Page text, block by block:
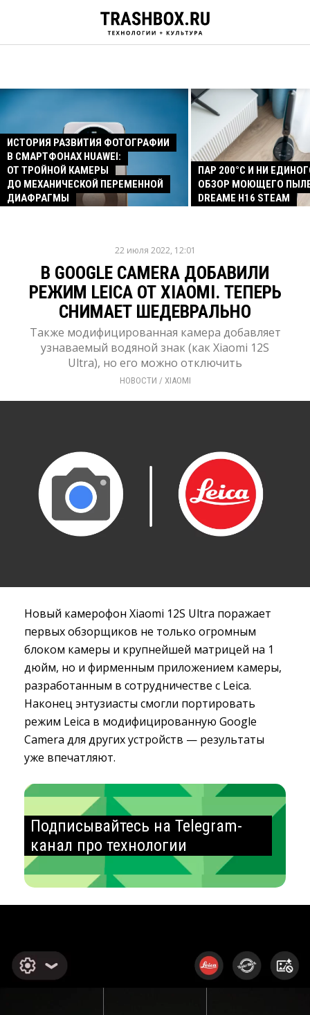
ИСТОРИЯ РАЗВИТИЯ ФОТОГРАФИИ
В СМАРТФОНАХ HUAWEI:
ОТ ТРОЙНОЙ КАМЕРЫ
ДО МЕХАНИЧЕСКОЙ ПЕРЕМЕННОЙ
ДИАФРАГМЫ
ПАР 200°C И НИ
ОБЗОР МОЮЩЕГО
DREAME H16 STEAM
22 июля 2022, 12:01
В GOOGLE CAMERA ДОБАВИЛИ
РЕЖИМ LEICA ОТ XIAOMI. ТЕПЕРЬ
СНИМАЕТ ШЕДЕВРАЛЬНО
Также модифицированная камера добавляет
узнаваемый водяной знак (как Xiaomi 12S
Ultra), но его можно отключить
НОВОСТИ / XIAOMI
Новый камерофон Xiaomi 12S Ultra поражает
первых обзорщиков не только огромным
блоком камеры и крупнейшей матрицей на 1
дюйм, но и фирменным приложением камеры,
разработанным в сотрудничестве с Leica.
Наконец энтузиасты смогли портировать
режим Leica в модифицированную Google
Camera для других устройств — результаты
уже впечатляют.
Подписывайтесь на Telegram-
канал про технологии